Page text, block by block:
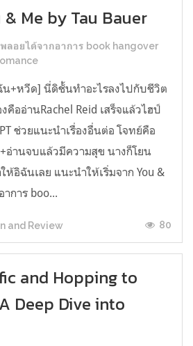
Me by Tau Bauer
ลอยได้จากอาการ book hangover
น+หวีด] นี่ดิชั้นทำอะไรลงไปกับชีวิต
คืออ่านRachel Reid เสร็จแล้วไฮป์
ช่วยแนะนำเรื่องอื่นต่อ โจทย์คือ
+อ่านจบแล้วมีความสุข นางก็โยน
ห้อิฉันเลย แนะนำให้เริ่มจาก You &
การ boo...
and Review 80
and Hopping to
Deep Dive into